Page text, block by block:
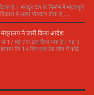
है । मजदूर देश के निर्माण में महत्वपूर्ण
में अहम योगदान होता है ,...
ने जारी किया आदेश
17 मई तक बढ़ा दिया गया है। यह 3
कि 14 दिन तक रेड जोन में कोई